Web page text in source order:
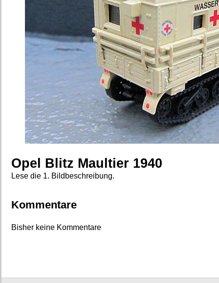
Opel Blitz Maultier 1940
Lese die 1. Bildbeschreibung.
Kommentare
Bisher keine Kommentare